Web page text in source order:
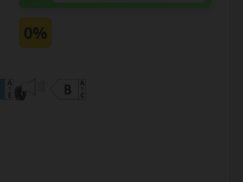
0%